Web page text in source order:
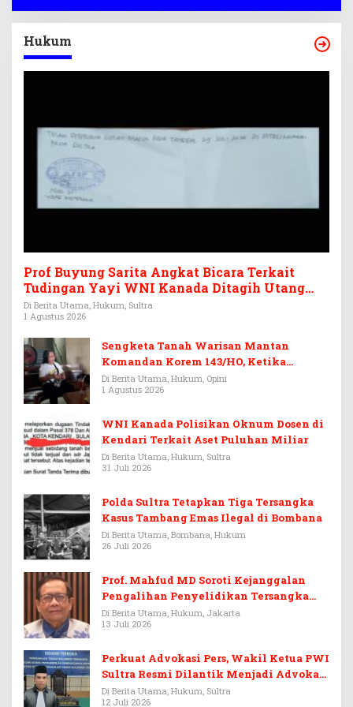
Hukum
Prof Buyung Sarita Angkat Bicara Terkait
Tudingan Yayi WNI Kanada Ditagih Utang
Rp3,6 Miliar
Di Berita Utama, Hukum, Sultra
1 Agustus 2026
Sengketa Tanah Warisan Mantan
Komandan Korem 143/HO, Ketika
Warisan Menjadi Arena Pemerasan
Di Berita Utama, Hukum, Opini
1 Agustus 2026
WNI Kanada Polisikan Oknum Dosen di
Kendari Terkait Aset Puluhan Miliar
Di Berita Utama, Hukum, Sultra
31 Juli 2026
Polda Sultra Tetapkan Tiga Tersangka
Kasus Tambang Emas Ilegal di Bombana
Di Berita Utama, Bombana, Hukum
26 Juli 2026
Prof. Mahfud MD Soroti Kejanggalan
Pengalihan Penyelidikan Tersangka
Febrie Adriansyah
Di Berita Utama, Hukum, Jakarta
13 Juli 2026
Perkuat Advokasi Pers, Wakil Ketua PWI
Sultra Resmi Dilantik Menjadi Advokat
PERADI
Di Berita Utama, Hukum, Sultra
12 Juli 2026